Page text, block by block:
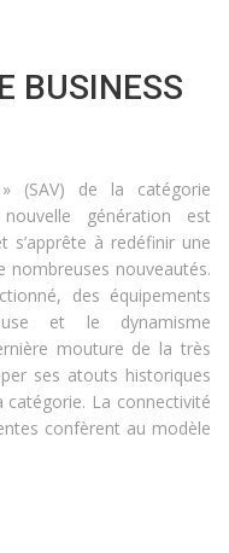
BUSINESS
(SAV) de la catégorie
génération est
s’apprête à redéfinir une
nombreuses nouveautés.
des équipements
et le dynamisme
mouture de la très
ses atouts historiques
La connectivité
confèrent au modèle